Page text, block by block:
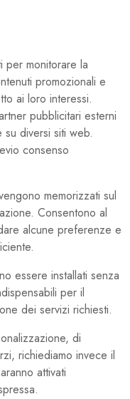
per monitorare la
promozionali e
ai loro interessi.
pubblicitari esterni
diversi siti web.
consenso
memorizzati sul
Consentono al
alcune preferenze e
essere installati senza
per il
dei servizi richiesti.
di
richiediamo invece il
attivati